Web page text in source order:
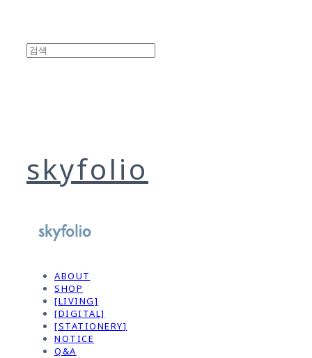
skyfolio
ABOUT
SHOP
[LIVING]
[DIGITAL]
[STATIONERY]
NOTICE
Q&A